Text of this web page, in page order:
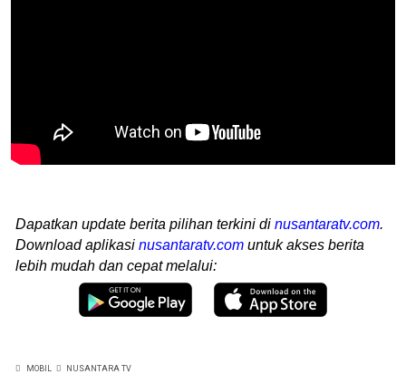
Dapatkan update berita pilihan terkini di nusantaratv.com.
Download aplikasi nusantaratv.com untuk akses berita
lebih mudah dan cepat melalui:
MOBIL NUSANTARA TV